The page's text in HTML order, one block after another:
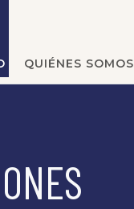
QUIÉNES SOMOS